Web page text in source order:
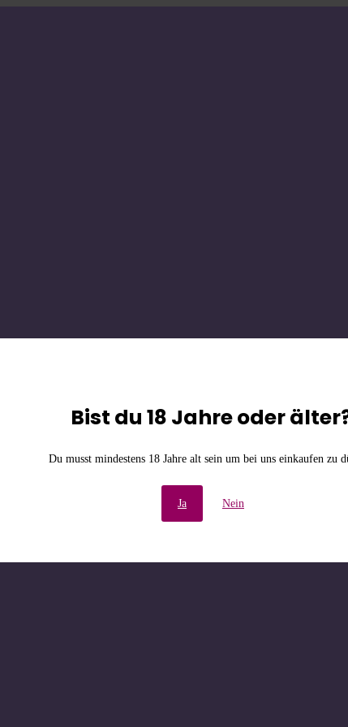
Bist du 18 Jahre oder
Du musst mindestens 18 Jahre alt sein um bei uns einkaufen zu
Ja Nein
bald wieder